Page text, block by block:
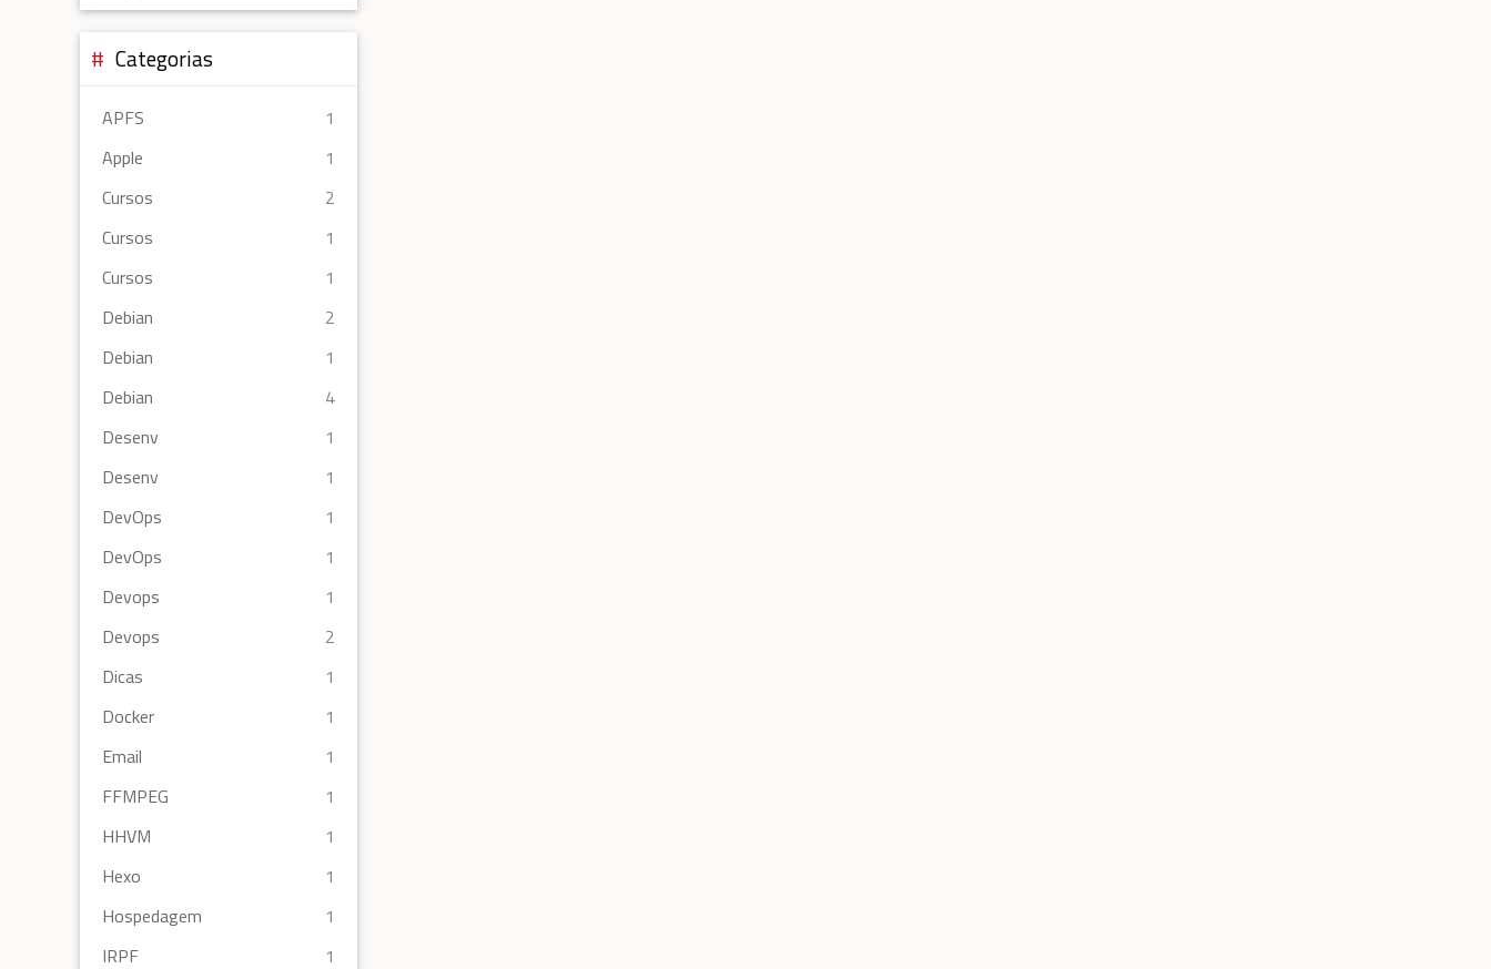
Categorias
APFS
1
Apple
1
Cursos
2
Cursos
1
Cursos
1
Debian
2
Debian
1
Debian
4
Desenv
1
Desenv
1
DevOps
1
DevOps
1
Devops
1
Devops
2
Dicas
1
Docker
1
Email
1
FFMPEG
1
HHVM
1
Hexo
1
Hospedagem
1
IRPF
1